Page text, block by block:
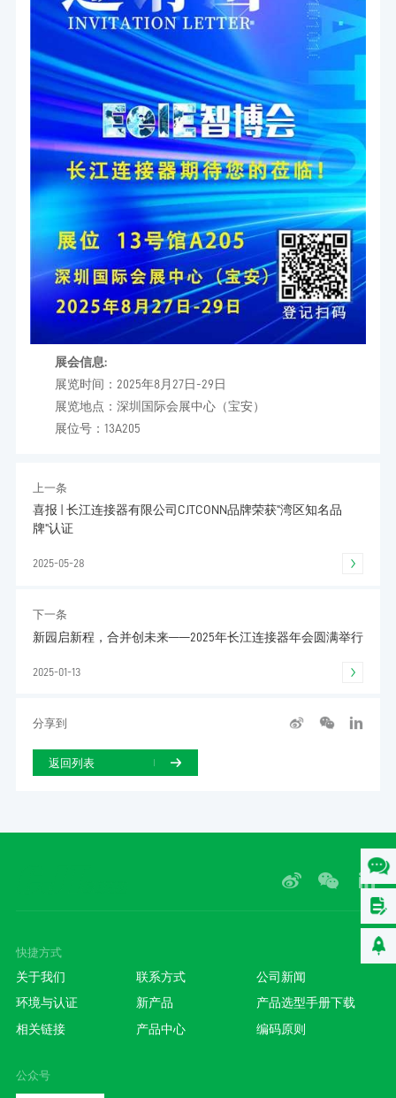
展会信息:
展览时间：2025年8月27日-29日
展览地点：深圳国际会展中心（宝安）
展位号：13A205
上一条
喜报 | 长江连接器有限公司CJTCONN品牌荣获"湾区知名品
牌"认证
2025-05-28
下一条
新园启新程，合并创未来——2025年长江连接器年会圆满举行
2025-01-13
分享到
返回列表
快捷方式
关于我们 联系方式 公司新闻
环境与认证 新产品 产品选型手册下载
相关链接 产品中心 编码原则
公众号